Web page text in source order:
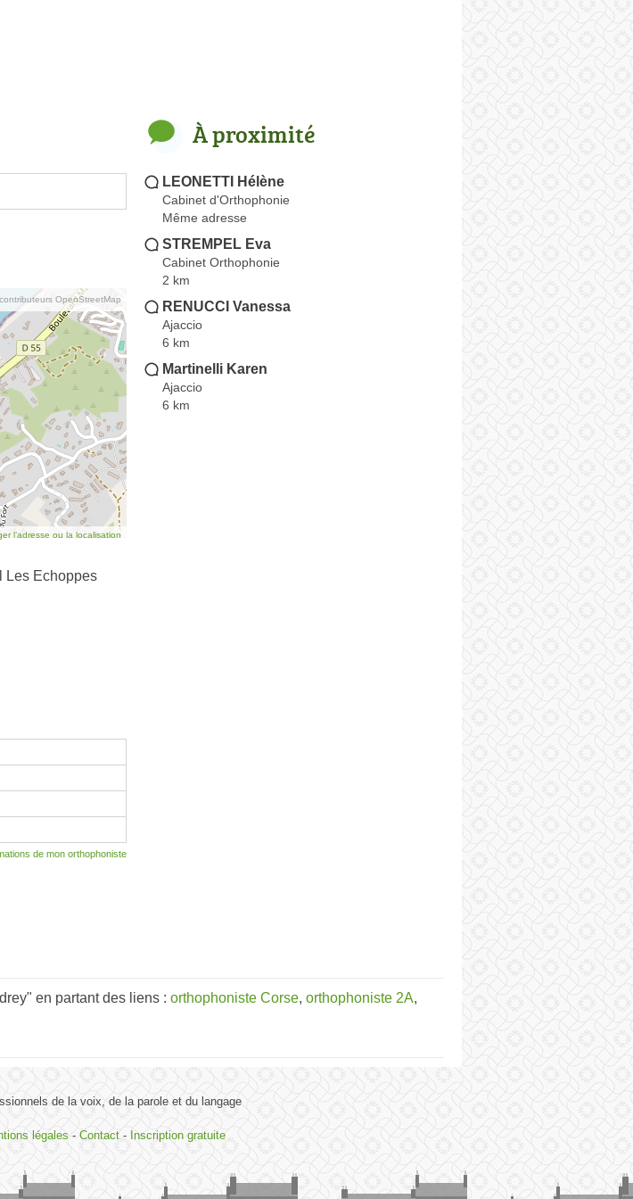
OpenStreetMap
l’adresse ou la localisation
Les Echoppes
de mon orthophoniste
À proximité
LEONETTI Hélène
Cabinet d'Orthophonie
Même adresse
STREMPEL Eva
Cabinet Orthophonie
2 km
RENUCCI Vanessa
Ajaccio
6 km
Martinelli Karen
Ajaccio
6 km
en partant des liens : orthophoniste Corse, orthophoniste 2A,
de la voix, de la parole et du langage
légales - Contact- Inscription gratuite